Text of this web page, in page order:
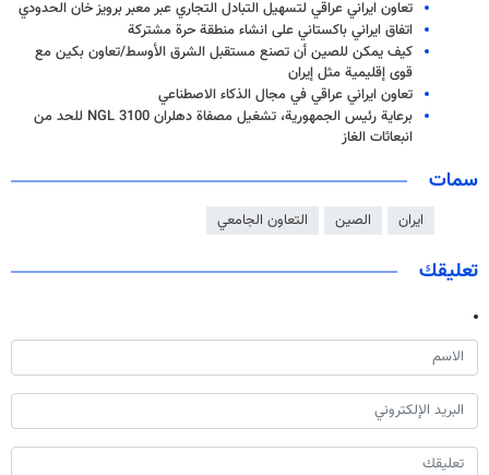
تعاون ایراني عراقي لتسهيل التبادل التجاري عبر معبر برويز خان الحدودي
اتفاق ايراني باكستاني على انشاء منطقة حرة مشتركة
كيف يمكن للصين أن تصنع مستقبل الشرق الأوسط/تعاون بكين مع
قوى إقليمية مثل إيران
تعاون ايراني عراقي في مجال الذكاء الاصطناعي
برعاية رئيس الجمهورية، تشغيل مصفاة دهلران NGL 3100 للحد من
انبعاثات الغاز
سمات
ايران الصين التعاون الجامعي
تعليقك